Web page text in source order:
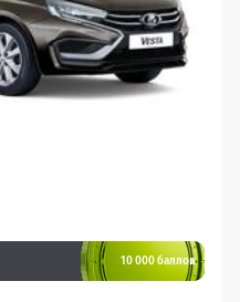
10 000 баллов